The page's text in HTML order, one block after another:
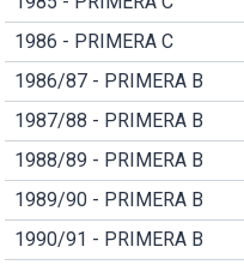
1986 - PRIMERA C
1986/87 - PRIMERA B
1987/88 - PRIMERA B
1988/89 - PRIMERA B
1989/90 - PRIMERA B
1990/91 - PRIMERA B